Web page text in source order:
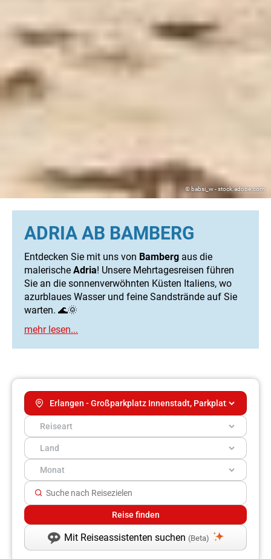
© babsi_w - stock.adobe.com
ADRIA AB BAMBERG
Entdecken Sie mit uns von Bamberg aus die
malerische Adria! Unsere Mehrtagesreisen führen
Sie an die sonnenverwöhnten Küsten Italiens, wo
azurblaues Wasser und feine Sandstrände auf Sie
warten. 🌊🌞
Mit Reiseassistenten suchen (Beta)